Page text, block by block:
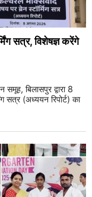
सत्र, विशेषज्ञ करेंगे
बिलासपुर द्वारा 8
सत्र (अध्ययन रिपोर्ट) का